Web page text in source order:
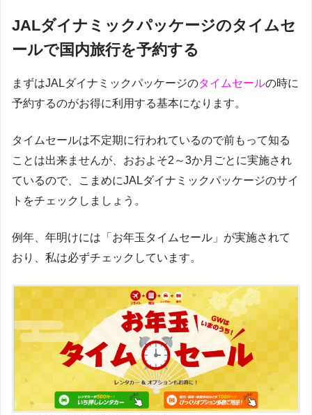
JALダイナミックパッケージのタイムセ
ールで国内旅行を予約する
まずはJALダイナミックパッケージのタイムセールの時に
予約するのがお得に利用する基本になります。
タイムセールは不定期に行われているので前もって知る
ことは出来ませんが、おおよそ2～3か月ごとに実施され
ているので、こまめにJALダイナミックパッケージのサイ
トをチェックしましょう。
例年、年明けには「お年玉タイムセール」が実施されて
おり、私は必ずチェックしています。